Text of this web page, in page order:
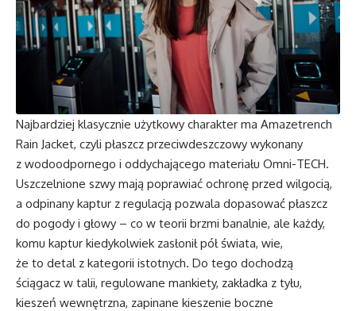
Najbardziej klasycznie użytkowy charakter ma Amazetrench
Rain Jacket, czyli płaszcz przeciwdeszczowy wykonany
z wodoodpornego i oddychającego materiału Omni-TECH.
Uszczelnione szwy mają poprawiać ochronę przed wilgocią,
a odpinany kaptur z regulacją pozwala dopasować płaszcz
do pogody i głowy – co w teorii brzmi banalnie, ale każdy,
komu kaptur kiedykolwiek zasłonił pół świata, wie,
że to detal z kategorii istotnych. Do tego dochodzą
ściągacz w talii, regulowane mankiety, zakładka z tyłu,
kieszeń wewnętrzna, zapinane kieszenie boczne